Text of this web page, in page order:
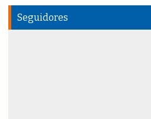
Seguidores